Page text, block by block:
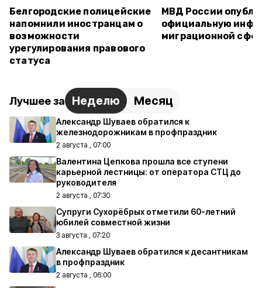
Белгородские полицейские
напомнили иностранцам о
возможности
урегулирования правового
статуса
МВД России
официальную
миграционной
Лучшее за Неделю Месяц
Александр Шуваев обратился к
железнодорожникам в профпраздник
2 августа , 07:00
Валентина Цепкова прошла все ступени
карьерной лестницы: от оператора СТЦ до
руководителя
2 августа , 07:30
Супруги Сухорёбрых отметили 60-летний
юбилей совместной жизни
3 августа , 07:20
Александр Шуваев обратился к десантникам
в профпраздник
2 августа , 06:00